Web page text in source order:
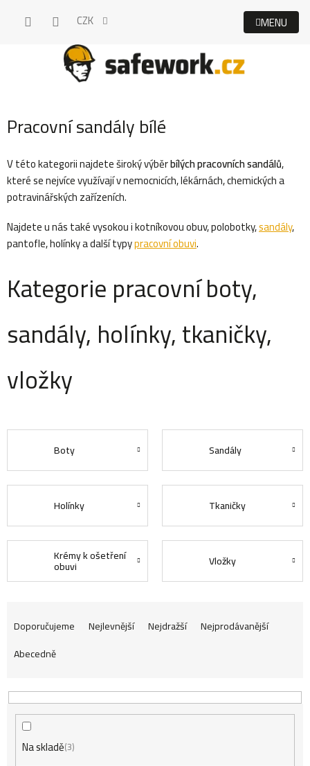
CZK
Pracovní sandály bílé
V této kategorii najdete široký výběrbílých pracovních sandálů,
které se nejvíce využívají v nemocnicích, lékárnách, chemických a
potravinářských zařízeních.
Najdete u nás také vysokou i kotníkovou obuv, polobotky,sandály,
pantofle, holínky a další typypracovní obuvi.
Kategorie pracovní boty,
sandály, holínky, tkaničky,
vložky
Boty Sandály
Holínky Tkaničky
Krémy k ošetření
obuvi Vložky
Ř
a
z
Doporučujeme Nejlevnější Nejdražší
Nejprodávanější
Abecedně
Na skladě 3